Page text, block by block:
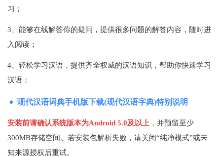
习；
3、能够在线解答你的疑问，提供很多问题的解答内容，随时进
入阅读；
4、轻松学习汉语，提供齐全权威的汉语知识，帮助你快速学习
汉语；
现代汉语词典手机版下载(现代汉语字典)特别说明
安装前请确认系统版本为Android 5.0及以上 ，并预留至少
300MB存储空间。若安装包解析失败，请关闭“纯净模式”或未
知来源授权后重试。